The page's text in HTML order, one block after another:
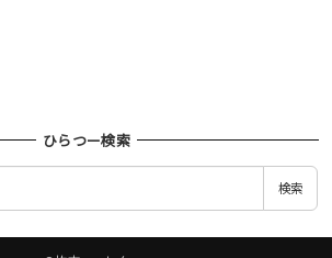
ひらつー検索
検索